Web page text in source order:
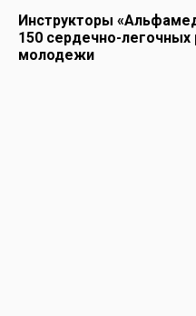
Инструкторы
150 сердечно-
молодежи